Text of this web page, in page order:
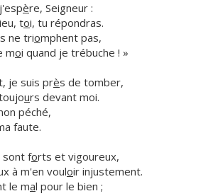
ère, Seigneur :
toi, tu répondras.
ne triomphent pas,
moi quand je trébuche ! »
je suis près de tomber,
urs devant moi.
péché,
faute.
sont forts et vigoureux,
à m'en vouloir injustement.
le mal pour le bien ;